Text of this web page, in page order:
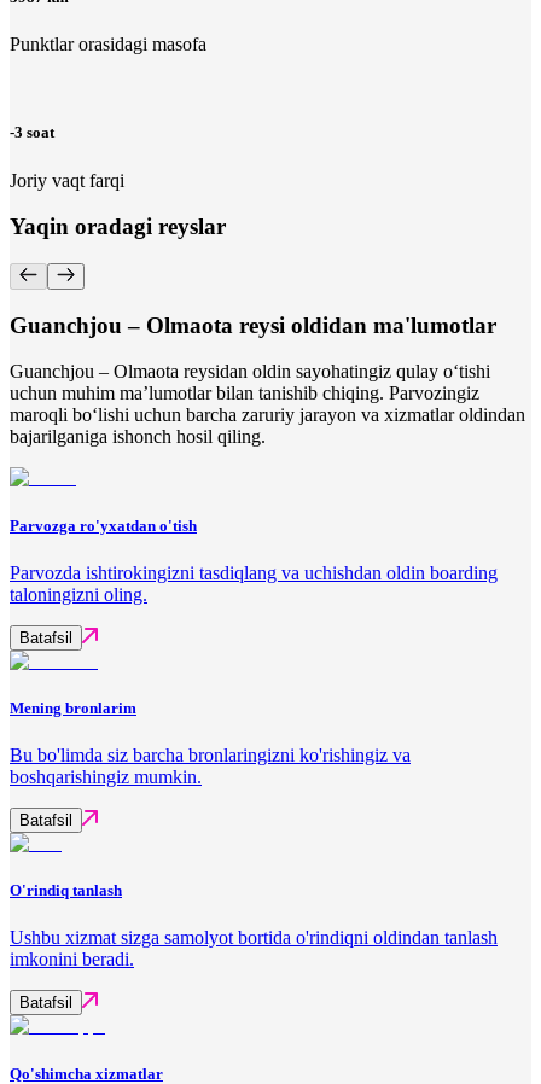
Punktlar orasidagi masofa
-3 soat
Joriy vaqt farqi
Yaqin oradagi reyslar
Guanchjou – Olmaota reysi oldidan ma'lumotlar
Guanchjou – Olmaota reysidan oldin sayohatingiz qulay o‘tishi
uchun muhim ma’lumotlar bilan tanishib chiqing. Parvozingiz
maroqli bo‘lishi uchun barcha zaruriy jarayon va xizmatlar oldindan
bajarilganiga ishonch hosil qiling.
Parvozga ro'yxatdan o'tish
Parvozda ishtirokingizni tasdiqlang va uchishdan oldin boarding
taloningizni oling.
Batafsil
Mening bronlarim
Bu bo'limda siz barcha bronlaringizni ko'rishingiz va
boshqarishingiz mumkin.
Batafsil
O'rindiq tanlash
Ushbu xizmat sizga samolyot bortida o'rindiqni oldindan tanlash
imkonini beradi.
Batafsil
Qo'shimcha xizmatlar